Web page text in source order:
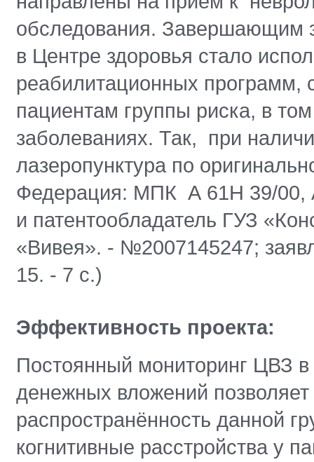
обследования. Завершающим
в Центре здоровья стало
реабилитационных программ,
пациентам группы риска, в
заболеваниях. Так, при
лазеропунктура по
Федерация: МПК А 61Н 39/00,
и патентообладатель ГУЗ
«Вивея». - №2007145247;
15. - 7 с.)
Эффективность проекта:
Постоянный мониторинг ЦВЗ
денежных вложений позволяет
распространённость данной
когнитивные расстройства у